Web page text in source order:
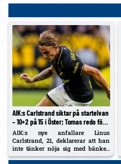
AIK:s Carlstrand siktar på startelvan
– 10+2 på 15 i Öster; Tomas redo för
lördag
AIK:s nye anfallare Linus
Carlstrand, 21, deklarerar att han
inte tänker nöja sig med bänken
efter debuten mot Örgryte.